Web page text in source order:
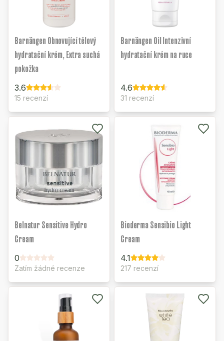
Barnängen Obnovující tělový
hydratační krém, Extra suchá
pokožka
3.6
15 recenzí
Barnängen Oil Intenzivní
hydratační krém na ruce
4.6
31 recenzí
Belnatur Sensitive Hydro
Cream
0
Zatím žádné recenze
Bioderma Sensibio Light
Cream
4.1
217 recenzí